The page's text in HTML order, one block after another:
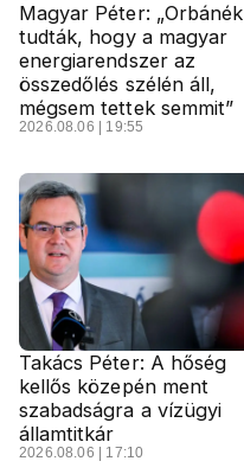
Magyar Péter: „Orbánék
tudták, hogy a magyar
energiarendszer az
összedőlés szélén áll,
mégsem tettek semmit”
2026.08.06 | 19:55
Takács Péter: A hőség
kellős közepén ment
szabadságra a vízügyi
államtitkár
2026.08.06 | 17:10